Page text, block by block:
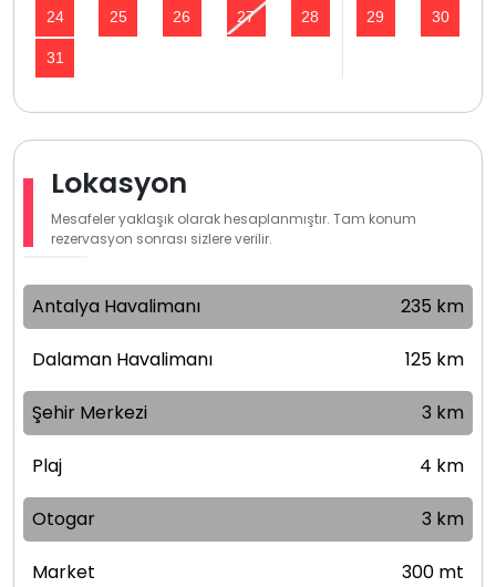
24 25 26 27 28 29 30
31
Lokasyon
Mesafeler yaklaşık olarak hesaplanmıştır. Tam konum
rezervasyon sonrası sizlere verilir.
Antalya Havalimanı 235 km
Dalaman Havalimanı 125 km
Şehir Merkezi 3 km
Plaj 4 km
Otogar 3 km
Market 300 mt